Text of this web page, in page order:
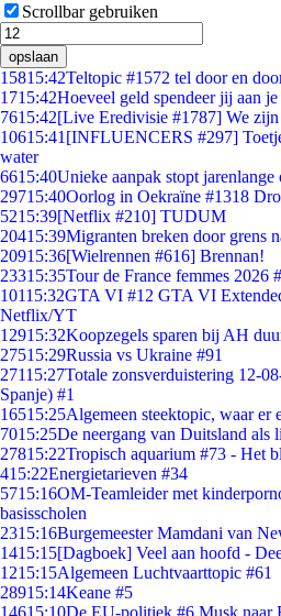
Scrollbar gebruiken
opslaan
15815:42Teltopic #1572 tel door en
1715:42Hoeveel geld spendeer jij aan
7615:42[Live Eredivisie #1787] We zijn
10615:41 [INFLUENCERS #297]
water
6615:40Unieke aanpak stopt
29715:40Oorlog in Oekraïne #1318
5215:39[Netflix #210] TUDUM
20415:39Migranten breken door grens
20915:36[Wielrennen #616] Brennan!
23315:35Tour de France femmes 2026
10115:32GTA VI #12 GTA VI
Netflix/YT
12915:32Koopzegels sparen bij AH
27515:29Russia vs Ukraine #91
27115:27Totale zonsverduistering 12-
Spanje) #1
16515:25Algemeen steektopic, waar er
7015:25De neergang van Duitsland als
27815:22Tropisch aquarium #73 - Het
415:22Energietarieven #34
5715:16OM-Teamleider met
basisscholen
2315:16Burgemeester Mamdani van
1415:15[Dagboek] Veel aan hoofd -
1215:15Algemeen Luchtvaarttopic #61
28915:14Keane #5
14615:10De EU-politiek #6 Musk naar